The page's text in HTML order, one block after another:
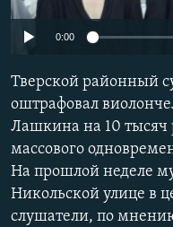
ПОБЕДИТЕЛЕЙ НЕ СУДЯТ?
ELIFBE
УКРАИНСКАЯ ПРОБЛЕМА
ПРИСОЕДИНЯЙТЕСЬ!
0:00
Тверской районный
оштрафовал
Лашкина на 10 тысяч
массового
На прошлой неделе
Никольской улице в
слушатели, по